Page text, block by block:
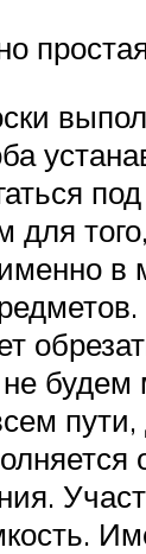
для
в